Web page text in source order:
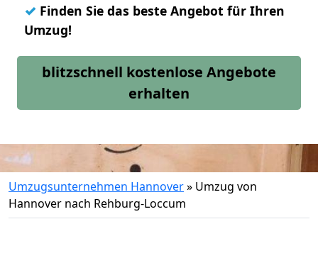
✓ Finden Sie das beste Angebot für Ihren
Umzug!
blitzschnell kostenlose Angebote
erhalten
Umzugsunternehmen Hannover» Umzug von
Hannover nach Rehburg-Loccum